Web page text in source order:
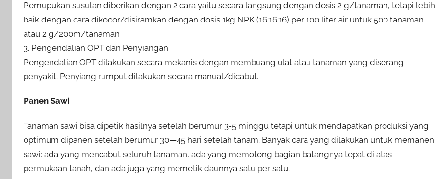
Pemupukan susulan diberikan dengan 2 cara yaitu secara langsung dengan dosis 2 g/tanaman, tetapi lebih
baik dengan cara dikocor/disiramkan dengan dosis 1kg NPK (16:16:16) per 100 liter air untuk 500 tanaman
atau 2 g/200m/tanaman
3. Pengendalian OPT dan Penyiangan
Pengendalian OPT dilakukan secara mekanis dengan membuang ulat atau tanaman yang diserang
penyakit. Penyiang rumput dilakukan secara manual/dicabut.
Panen Sawi
Tanaman sawi bisa dipetik hasilnya setelah berumur 3-5 minggu tetapi untuk mendapatkan produksi yang
optimum dipanen setelah berumur 30—45 hari setelah tanam. Banyak cara yang dilakukan untuk memanen
sawi: ada yang mencabut seluruh tanaman, ada yang memotong bagian batangnya tepat di atas
permukaan tanah, dan ada juga yang memetik daunnya satu per satu.